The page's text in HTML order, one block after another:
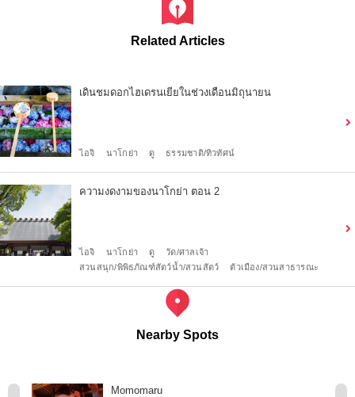
Related Articles
เดินชมดอกไฮเดรนเยียในช่วงเดือนมิถุนายน
ไอจิ นาโกย่า ดู ธรรมชาติ/ทิวทัศน์
ความงดงามของนาโกย่า ตอน 2
ไอจิ นาโกย่า ดู
วัด/ศาลเจ้า
สวนสนุก/พิพิธภัณฑ์สัตว์น้ำ/สวนสัตว์
ตัวเมือง/สวนสาธารณะ
Nearby Spots
Momomaru